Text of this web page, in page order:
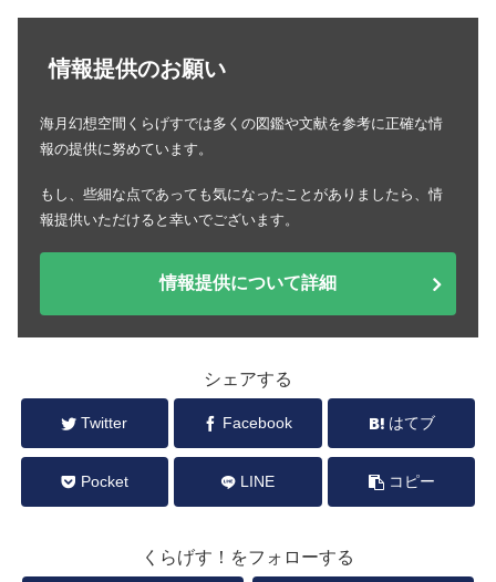
情報提供のお願い
海月幻想空間くらげすでは多くの図鑑や文献を参考に正確な情
報の提供に努めています。
もし、些細な点であっても気になったことがありましたら、情
報提供いただけると幸いでございます。
情報提供について詳細
シェアする
Twitter Facebook はてブ
Pocket LINE コピー
くらげす！をフォローする